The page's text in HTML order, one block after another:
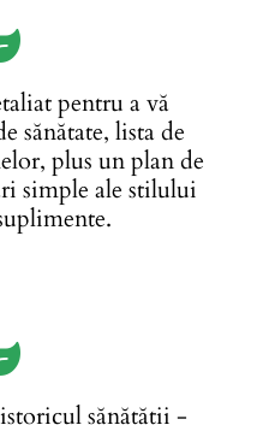
pentru a vă
sănătate, lista de
plus un plan de
simple ale stilului
sănătății -